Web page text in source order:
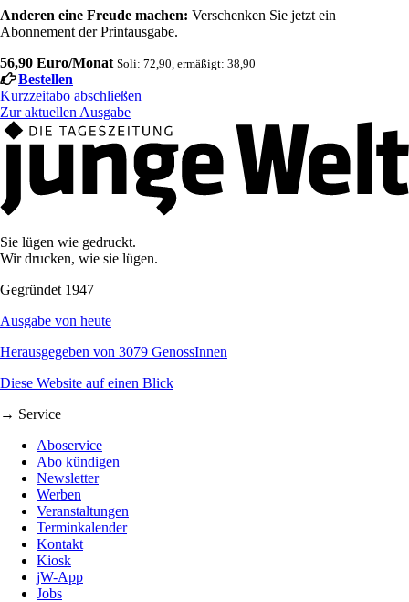
Anderen eine Freude machen: Verschenken Sie jetzt ein
Abonnement der Printausgabe.
56,90 Euro/Monat Soli: 72,90, ermäßigt: 38,90
Bestellen
Kurzzeitabo abschließen
Zur aktuellen Ausgabe
Sie lügen wie gedruckt.
Wir drucken, wie sie lügen.
Gegründet 1947
Ausgabe von heute
Herausgegeben von 3079 GenossInnen
Diese Website auf einen Blick
→ Service
Aboservice
Abo kündigen
Newsletter
Werben
Veranstaltungen
Terminkalender
Kontakt
Kiosk
jW-App
Jobs